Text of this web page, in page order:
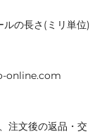
の長さ(ミリ単位)
online.com
注文後の返品・交